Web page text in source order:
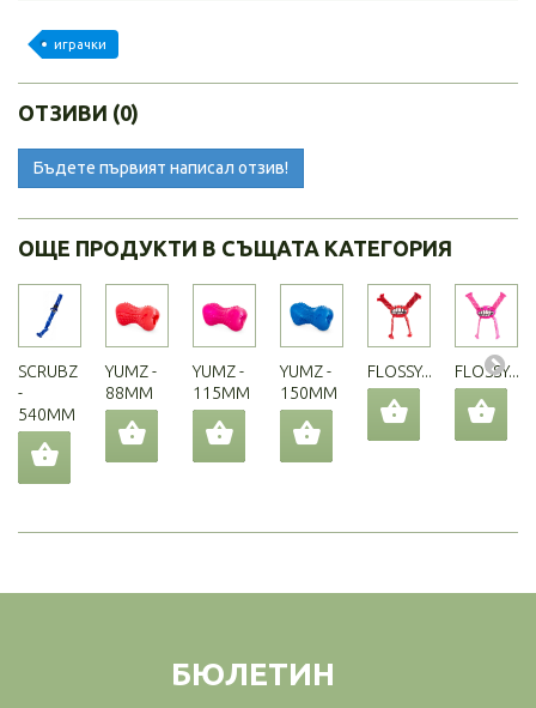
играчки
ОТЗИВИ (0)
Бъдете първият написал отзив!
ОЩЕ ПРОДУКТИ В СЪЩАТА КАТЕГОРИЯ
SCRUBZ
-
540MM
YUMZ -
88MM
YUMZ -
115MM
YUMZ -
150MM
FLOSSY... FLOSSY...
БЮЛЕТИН